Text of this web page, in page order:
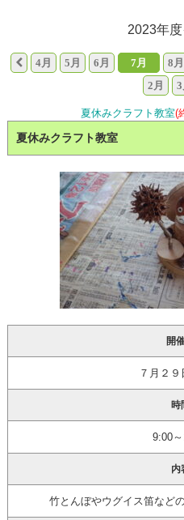
2023年
4月 5月 6月 7月 8月
2月 3
夏休みクラフト教室(
夏休みクラフト教室
開
７月２９
時
9:00
内
竹とんぼやウグイス笛など